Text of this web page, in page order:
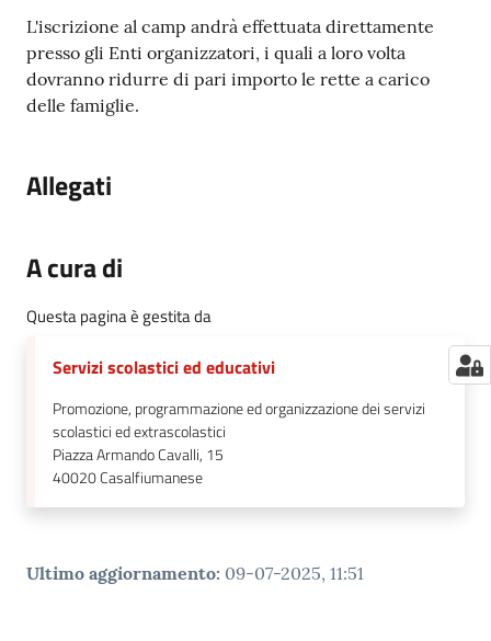
L'iscrizione al camp andrà effettuata direttamente
presso gli Enti organizzatori, i quali a loro volta
dovranno ridurre di pari importo le rette a carico
delle famiglie.
Allegati
A cura di
Questa pagina è gestita da
Servizi scolastici ed educativi
Promozione, programmazione ed organizzazione dei servizi
scolastici ed extrascolastici
Piazza Armando Cavalli, 15
40020Casalfiumanese
Ultimo aggiornamento: 09-07-2025, 11:51